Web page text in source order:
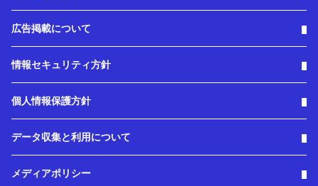
広告掲載について
情報セキュリティ方針
個人情報保護方針
データ収集と利用について
メディアポリシー